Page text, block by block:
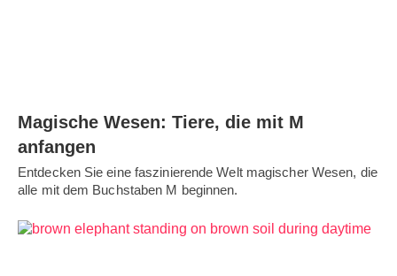
Magische Wesen: Tiere, die mit M
anfangen
Entdecken Sie eine faszinierende Welt magischer Wesen, die
alle mit dem Buchstaben M beginnen.